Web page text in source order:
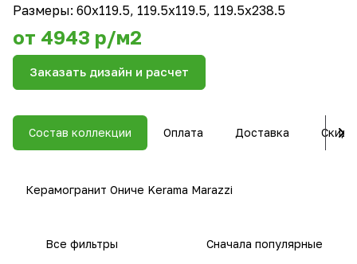
Размеры: 60x119.5, 119.5х119.5, 119.5х238.5
от 4943 р/м2
Заказать дизайн и расчет
Состав коллекции Оплата Доставка
Керамогранит Ониче Kerama Marazzi
Все фильтры Сначала популярные